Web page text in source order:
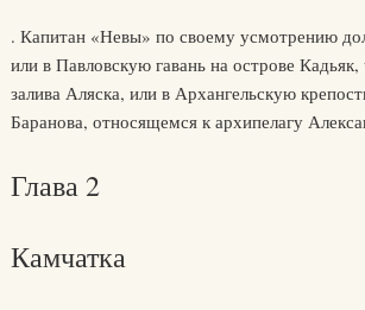
. Капитан «Невы» по своему усмотрению
или в Павловскую гавань на острове
залива Аляска, или в Архангельскую
Баранова, относящемся к архипелагу
Глава 2
Камчатка